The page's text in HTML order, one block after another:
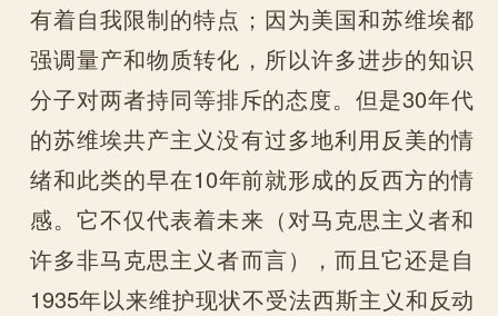
有着自我限制的特点；因为美国和苏维埃都
强调量产和物质转化，所以许多进步的知识
分子对两者持同等排斥的态度。但是30年代
的苏维埃共产主义没有过多地利用反美的情
绪和此类的早在10年前就形成的反西方的情
感。它不仅代表着未来（对马克思主义者和
许多非马克思主义者而言），而且它还是自
1935年以来维护现状不受法西斯主义和反动